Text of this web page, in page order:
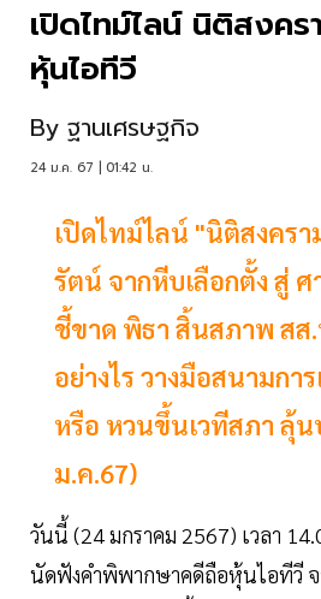
เปิดไทม์ไลน์ นิติสงค
หุ้นไอทีวี
By ฐานเศรษฐกิจ
24 ม.ค. 67 | 01:42 น.
เปิดไทม์ไลน์ "นิติสงคร
รัตน์ จากหีบเลือกตั้ง สู่
ชี้ขาด พิธา สิ้นสภาพ สส
อย่างไร วางมือสนามกา
หรือ หวนขึ้นเวทีสภา ลุ้น
ม.ค.67)
วันนี้ (24 มกราคม 2567) เวลา
นัดฟังคำพิพากษาคดีถือหุ้นไอทีวี